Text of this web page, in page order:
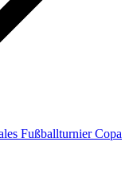
Fußballturnier Copa